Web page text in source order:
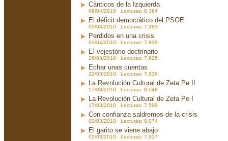
Cánticos de la Izquierda
09/04/2010 Lecturas: 8.384
El déficit democrático del PSOE
05/04/2010 Lecturas: 7.383
Perdidos en una crisis
01/04/2010 Lecturas: 7.839
El vejestorio doctrinario
26/03/2010 Lecturas: 7.625
Echar unas cuentas
22/03/2010 Lecturas: 7.536
La Revolución Cultural de Zeta Pe II
17/03/2010 Lecturas: 8.048
La Revolución Cultural de Zeta Pe I
17/03/2010 Lecturas: 7.598
Con confianza saldremos de la crisis
02/03/2010 Lecturas: 8.074
El garito se viene abajo
01/03/2010 Lecturas: 7.917